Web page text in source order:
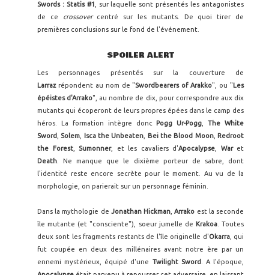
Swords : Statis #1 , sur laquelle sont présentés les antagonistes
de ce
crossovercentré sur les mutants. De quoi tirer de
premières conclusions sur le fond de l'événement.
SPOILER ALERT
Les personnages présentés sur la couverture de
Larrazrépondent au nom de "Swordbearers of Arakko", ou " Les
épéistes d'Arrako", au nombre de dix, pour correspondre aux dix
mutants qui écoperont de leurs propres épées dans le camp des
héros. La formation intègre donc
Pogg Ur-Pogg ,The White
Sword
Solem Isca the Unbeaten Bei the Blood Moon,
Redroot
the
Forest, Sumonner, et les cavaliers d'Apocalypse Waret
Death . Ne manque que le dixième porteur de sabre, dont
l'identité reste encore secrète pour le moment. Au vu de la
morphologie, on parierait sur un personnage féminin.
Dans la mythologie de Jonathan Hickman ,Arrako est la seconde
île mutante (et "consciente"), soeur jumelle de Krakoa. Toutes
deux sont les fragments restants de l'île originelle d'Okarra, qui
fut coupée en deux des millénaires avant notre ère par un
ennemi mystérieux, équipé d'une Twilight Sword
. A l'époque,